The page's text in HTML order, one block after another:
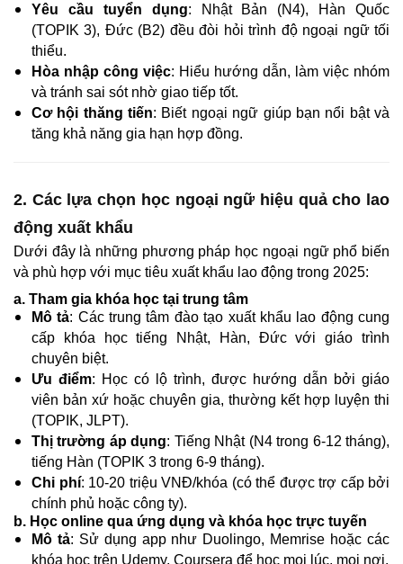
Yêu cầu tuyển dụng: Nhật Bản (N4), Hàn Quốc
(TOPIK 3), Đức (B2) đều đòi hỏi trình độ ngoại ngữ tối
thiểu.
Hòa nhập công việc: Hiểu hướng dẫn, làm việc nhóm
và tránh sai sót nhờ giao tiếp tốt.
Cơ hội thăng tiến: Biết ngoại ngữ giúp bạn nổi bật và
tăng khả năng gia hạn hợp đồng.
2. Các lựa chọn học ngoại ngữ hiệu quả cho lao
động xuất khẩu
Dưới đây là những phương pháp học ngoại ngữ phổ biến
và phù hợp với mục tiêu xuất khẩu lao động trong 2025:
a. Tham gia khóa học tại trung tâm
Mô tả: Các trung tâm đào tạo xuất khẩu lao động cung
cấp khóa học tiếng Nhật, Hàn, Đức với giáo trình
chuyên biệt.
Ưu điểm: Học có lộ trình, được hướng dẫn bởi giáo
viên bản xứ hoặc chuyên gia, thường kết hợp luyện thi
(TOPIK, JLPT).
Thị trường áp dụng: Tiếng Nhật (N4 trong 6-12 tháng),
tiếng Hàn (TOPIK 3 trong 6-9 tháng).
Chi phí: 10-20 triệu VNĐ/khóa (có thể được trợ cấp bởi
chính phủ hoặc công ty).
b. Học online qua ứng dụng và khóa học trực tuyến
Mô tả: Sử dụng app như Duolingo, Memrise hoặc các
khóa học trên Udemy, Coursera để học mọi lúc, mọi nơi.